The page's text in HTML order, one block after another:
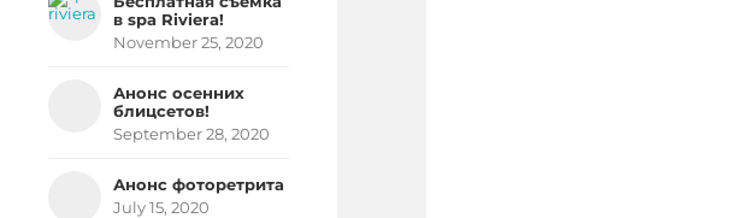
в spa Riviera!
November 25, 2020
Анонс осенних
блицсетов!
September 28, 2020
Анонс фоторетрита
July 15, 2020